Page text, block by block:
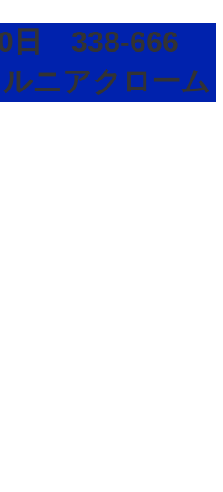
日 338-666
ニアクローム